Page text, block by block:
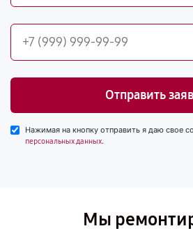
Отправить
Нажимая на кнопку отправить я даю свое
персональных данных.
Мы